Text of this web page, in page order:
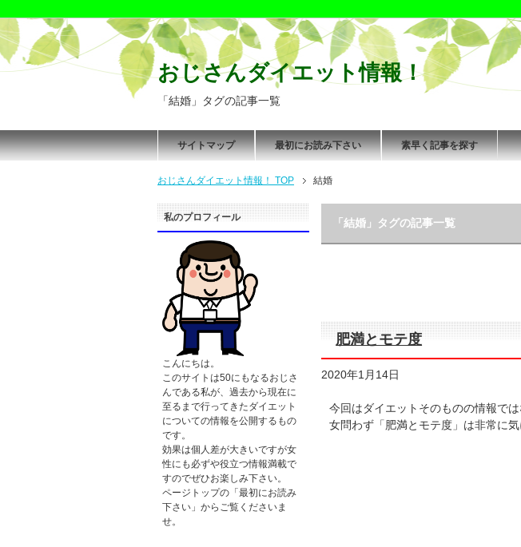
おじさんダイエット情報！
「結婚」タグの記事一覧
サイトマップ 最初にお読み下さい 素早く記事を探す
おじさんダイエット情報！ TOP 結婚
「結婚」タグの記事一覧
肥満とモテ度
2020年1月14日
今回はダイエットそのものの情報で
女問わず「肥満とモテ度」は非常に
私のプロフィール
こんにちは。
このサイトは50にもなるおじさ
んである私が、過去から現在に
至るまで行ってきたダイエット
についての情報を公開するもの
です。
効果は個人差が大きいですが女
性にも必ずや役立つ情報満載で
すのでぜひお楽しみ下さい。
ページトップの「最初にお読み
下さい」からご覧くださいま
せ。